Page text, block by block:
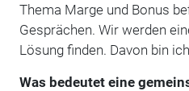
Thema Marge und Bonus
Gesprächen. Wir werden
Lösung finden. Davon bin
Was bedeutet eine